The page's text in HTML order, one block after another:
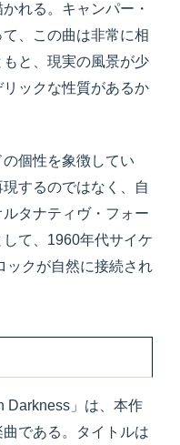
れる。キャンパー・
、この曲は非常に相
と、現実の風景が少
ックな性質があるか
個性を象徴してい
するのではなく、自
タナティヴ・フォー
て、1960年代サイケ
ックが自然に接続され
Darkness」は、本作
である。タイトルは